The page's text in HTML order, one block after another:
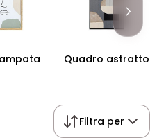
Quadro astratto
Filtra per